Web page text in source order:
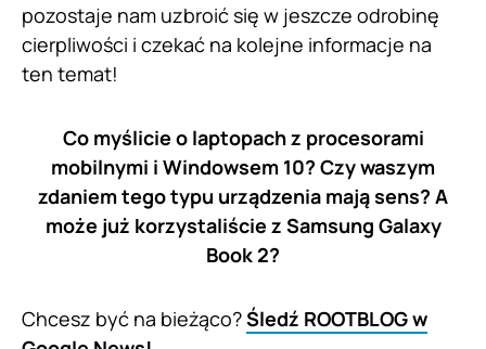
pozostaje nam uzbroić się w jeszcze odrobinę
cierpliwości i czekać na kolejne informacje na
ten temat!
Co myślicie o laptopach z procesorami
mobilnymi i Windowsem 10? Czy waszym
zdaniem tego typu urządzenia mają sens? A
może już korzystaliście z Samsung Galaxy
Book 2?
Chcesz być na bieżąco?Śledź ROOTBLOG w